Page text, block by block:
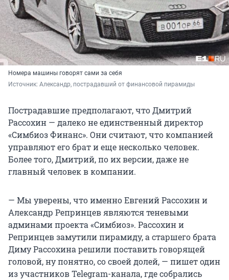
Номера машины говорят сами за себя
Источник: Александр, пострадавший от финансовой пирамиды
Пострадавшие предполагают, что Дмитрий
Рассохин — далеко не единственный директор
«Симбиоз Финанс». Они считают, что компанией
управляют его брат и еще несколько человек.
Более того, Дмитрий, по их версии, даже не
главный человек в компании.
— Мы уверены, что именно Евгений Рассохин и
Александр Репринцев являются теневыми
админами проекта «Симбиоз». Рассохин и
Репринцев замутили пирамиду, а старшего брата
Диму Рассохина решили поставить говорящей
головой, ну понятно, со своей долей, — пишет один
из участников Telegram-канала, где собрались